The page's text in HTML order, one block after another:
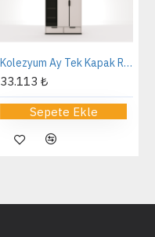
Kolezyum Ay Tek Kapak Reflekte Dolap
33.113 ₺
Sepete Ekle